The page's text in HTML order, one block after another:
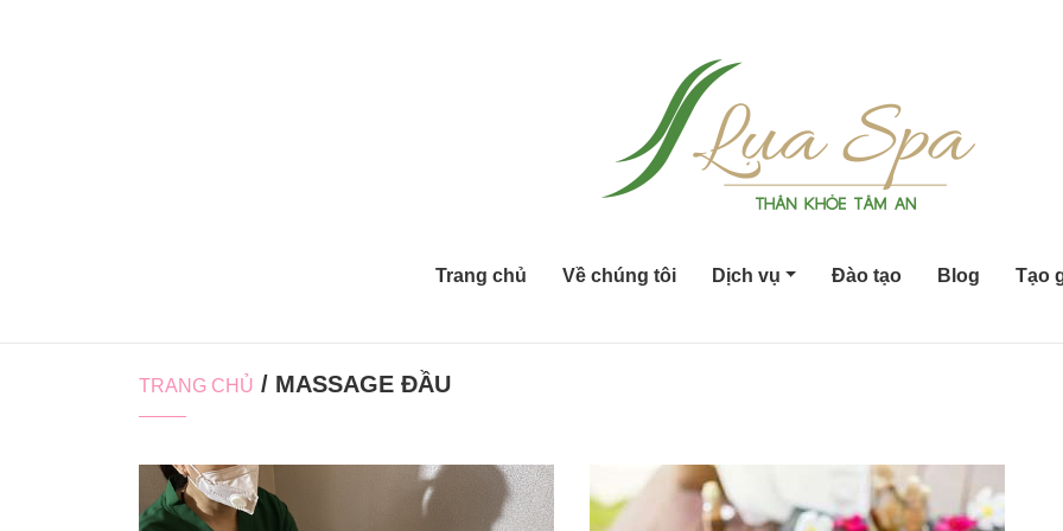
Trang chủ Về chúng tôi Dịch vụ Đào tạo Blog Tạo
TRANG CHỦ / MASSAGE ĐẦU